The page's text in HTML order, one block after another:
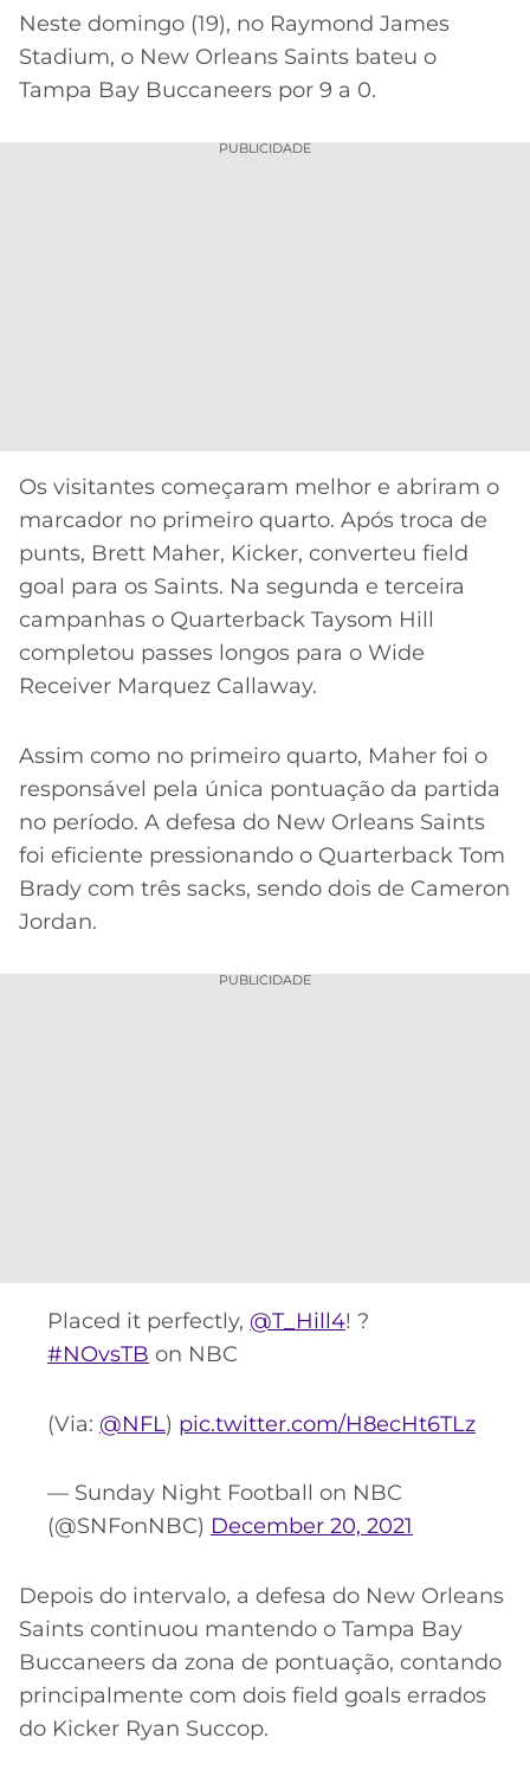
ONLINE
2026
GRÊMIO
MG
LALIGA
Neste domingo (19), no Raymond James
Stadium, o New Orleans Saints bateu o
Tampa Bay Buccaneers por 9 a 0.
PUBLICIDADE
Os visitantes começaram melhor e abriram o
marcador no primeiro quarto. Após troca de
punts, Brett Maher, Kicker, converteu field
goal para os Saints. Na segunda e terceira
campanhas o Quarterback Taysom Hill
completou passes longos para o Wide
Receiver Marquez Callaway.
Assim como no primeiro quarto, Maher foi o
responsável pela única pontuação da partida
no período. A defesa do New Orleans Saints
foi eficiente pressionando o Quarterback Tom
Brady com três sacks, sendo dois de Cameron
Jordan.
PUBLICIDADE
Placed it perfectly, @T_Hill4! ?
#NOvsTB on NBC
(Via: @NFL) pic.twitter.com/H8ecHt6TLz
— Sunday Night Football on NBC
(@SNFonNBC) December 20, 2021
Depois do intervalo, a defesa do New Orleans
Saints continuou mantendo o Tampa Bay
Buccaneers da zona de pontuação, contando
principalmente com dois field goals errados
do Kicker Ryan Succop.